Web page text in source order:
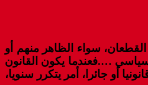
سواء الظاهر منهم أو
….فعندما يكون القانون
أو جائرا، أمر يتكرر سنويا،